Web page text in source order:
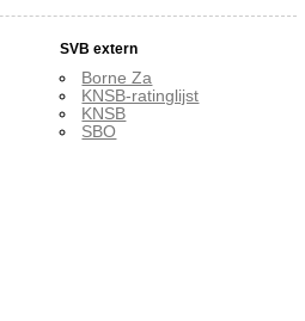
SVB extern
Borne Za
KNSB-ratinglijst
KNSB
SBO